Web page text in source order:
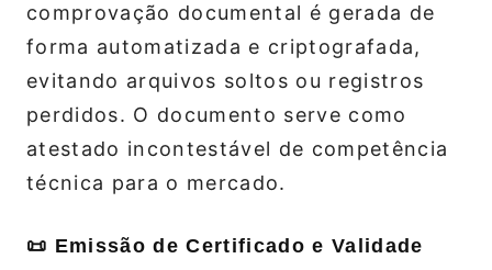
comprovação documental é gerada de
forma automatizada e criptografada,
evitando arquivos soltos ou registros
perdidos. O documento serve como
atestado incontestável de competência
técnica para o mercado.
📜 Emissão de Certificado e Validade